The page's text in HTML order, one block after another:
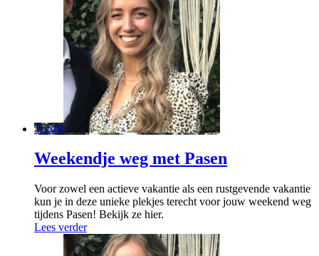
Top10
Weekendje weg met Pasen
Voor zowel een actieve vakantie als een rustgevende vakantie
kun je in deze unieke plekjes terecht voor jouw weekend weg
tijdens Pasen! Bekijk ze hier.
Lees verder